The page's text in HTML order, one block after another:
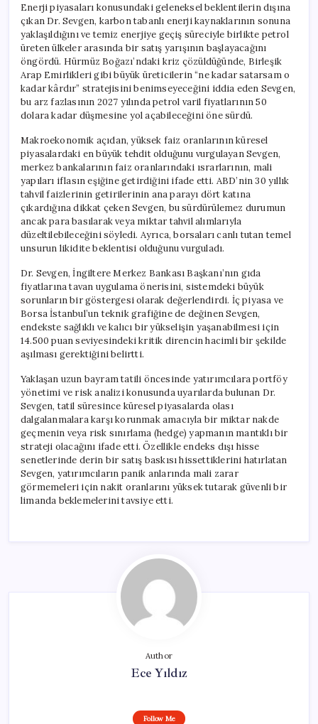
Enerji piyasaları konusundaki geleneksel beklentilerin dışına
çıkan Dr. Sevgen, karbon tabanlı enerji kaynaklarının sonuna
yaklaşıldığını ve temiz enerjiye geçiş süreciyle birlikte petrol
üreten ülkeler arasında bir satış yarışının başlayacağını
öngördü. Hürmüz Boğazı’ndaki kriz çözüldüğünde, Birleşik
Arap Emirlikleri gibi büyük üreticilerin “ne kadar satarsam o
kadar kârdır” stratejisini benimseyeceğini iddia eden Sevgen,
bu arz fazlasının 2027 yılında petrol varil fiyatlarının 50
dolara kadar düşmesine yol açabileceğini öne sürdü.
Makroekonomik açıdan, yüksek faiz oranlarının küresel
piyasalardaki en büyük tehdit olduğunu vurgulayan Sevgen,
merkez bankalarının faiz oranlarındaki ısrarlarının, mali
yapıları iflasın eşiğine getirdiğini ifade etti. ABD’nin 30 yıllık
tahvil faizlerinin getirilerinin ana parayı dört katına
çıkardığına dikkat çeken Sevgen, bu sürdürülemez durumun
ancak para basılarak veya miktar tahvil alımlarıyla
düzeltilebileceğini söyledi. Ayrıca, borsaları canlı tutan temel
unsurun likidite beklentisi olduğunu vurguladı.
Dr. Sevgen, İngiltere Merkez Bankası Başkanı’nın gıda
fiyatlarına tavan uygulama önerisini, sistemdeki büyük
sorunların bir göstergesi olarak değerlendirdi. İç piyasa ve
Borsa İstanbul’un teknik grafiğine de değinen Sevgen,
endekste sağlıklı ve kalıcı bir yükselişin yaşanabilmesi için
14.500 puan seviyesindeki kritik direncin hacimli bir şekilde
aşılması gerektiğini belirtti.
Yaklaşan uzun bayram tatili öncesinde yatırımcılara portföy
yönetimi ve risk analizi konusunda uyarılarda bulunan Dr.
Sevgen, tatil süresince küresel piyasalarda olası
dalgalanmalara karşı korunmak amacıyla bir miktar nakde
geçmenin veya risk sınırlama (hedge) yapmanın mantıklı bir
strateji olacağını ifade etti. Özellikle endeks dışı hisse
senetlerinde derin bir satış baskısı hissettiklerini hatırlatan
Sevgen, yatırımcıların panik anlarında mali zarar
görmemeleri için nakit oranlarını yüksek tutarak güvenli bir
limanda beklemelerini tavsiye etti.
Author
Ece Yıldız
Follow Me